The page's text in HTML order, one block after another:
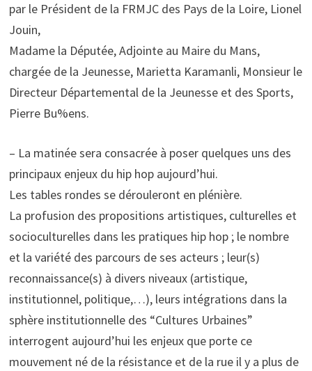
par le Président de la FRMJC des Pays de la Loire, Lionel
Jouin,
Madame la Députée, Adjointe au Maire du Mans,
chargée de la Jeunesse, Marietta Karamanli, Monsieur le
Directeur Départemental de la Jeunesse et des Sports,
Pierre Bu%ens.
– La matinée sera consacrée à poser quelques uns des
principaux enjeux du hip hop aujourd’hui.
Les tables rondes se dérouleront en plénière.
La profusion des propositions artistiques, culturelles et
socioculturelles dans les pratiques hip hop ; le nombre
et la variété des parcours de ses acteurs ; leur(s)
reconnaissance(s) à divers niveaux (artistique,
institutionnel, politique,…), leurs intégrations dans la
sphère institutionnelle des “Cultures Urbaines”
interrogent aujourd’hui les enjeux que porte ce
mouvement né de la résistance et de la rue il y a plus de